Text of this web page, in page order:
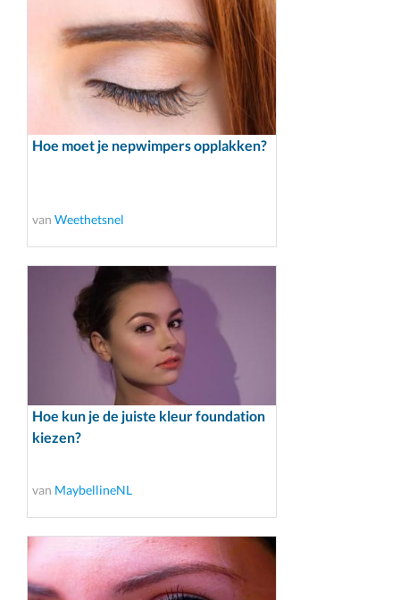
Hoe moet je nepwimpers opplakken?
van Weethetsnel
Hoe kun je de juiste kleur foundation
kiezen?
van MaybellineNL